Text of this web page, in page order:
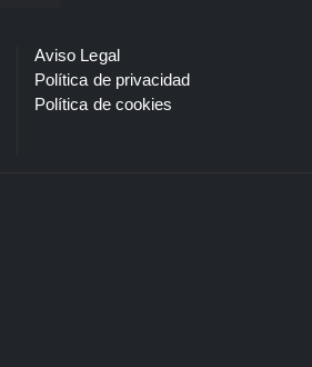
Aviso Legal
Política de privacidad
Política de cookies